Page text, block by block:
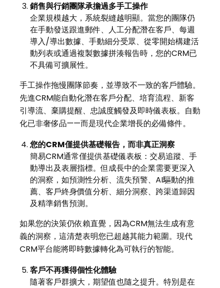
銷售與行銷團隊承擔過多手工操作
企業規模越大，系統裂縫越明顯。當您的團隊仍
在手動發送跟進郵件、人工分配潛在客戶、每週
導入/導出數據、手動細分受眾、從零開始構建活
動列表或通過複製數據拼湊報告時，您的CRM已
不具備可擴展性。
手工操作拖慢團隊節奏，並導致不一致的客戶體驗。
先進CRM能自動化潛在客戶分配、培育流程、新客
引導流、棄購提醒、忠誠度觸發及即時儀表板。自動
化已非奢侈品——而是現代企業增長的必備條件。
您的CRM僅提供基礎報告，而非真正洞察
簡易CRM通常僅提供基礎儀表板：交易追蹤、手
動導出及表層指標。但成長中的企業需要更深入
的洞察，如預測性分析、流失預警、AI驅動的推
薦、客戶終身價值分析、細分洞察、跨渠道歸因
及精準銷售預測。
如果您的決策仍依賴直覺，因為CRM無法生成有意
義的洞察，這清楚表明您已超越其能力範圍。現代
CRM平台能將即時數據轉化為可執行的智能。
客戶不再獲得個性化體驗
隨著客戶群擴大，期望值也隨之提升。特別是在